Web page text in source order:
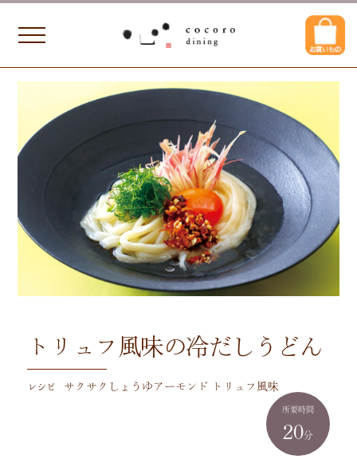
レシピ サクサクしょうゆアーモンド トリュフ風味
トリュフ風味の冷だしうどん
所要時間
20分